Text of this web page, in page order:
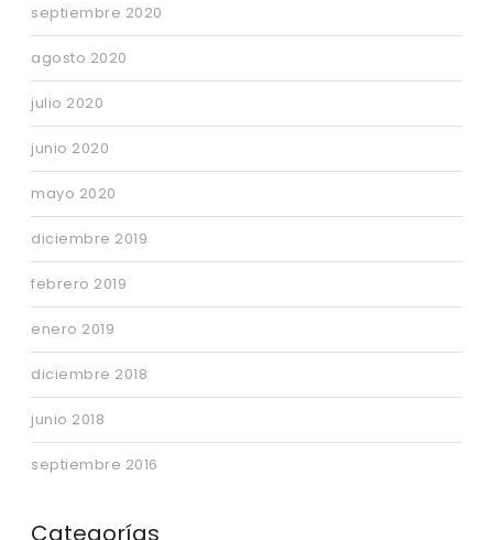
septiembre 2020
agosto 2020
julio 2020
junio 2020
mayo 2020
diciembre 2019
febrero 2019
enero 2019
diciembre 2018
junio 2018
septiembre 2016
Categorías